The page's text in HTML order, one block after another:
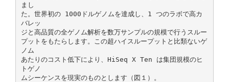
まし
た。世界初の 1000ドルゲノムを達成し、1 つのラボで高カ
バレッ
ジと高品質の全ゲノム解析を数万サンプルの規模で行うスルー
プットをもたらします。この超ハイスループットと比類ないゲ
ノム
あたりのコスト低下により、HiSeq X Ten は集団規模のヒ
トゲノ
ムシーケンスを現実のものとします（図１）。